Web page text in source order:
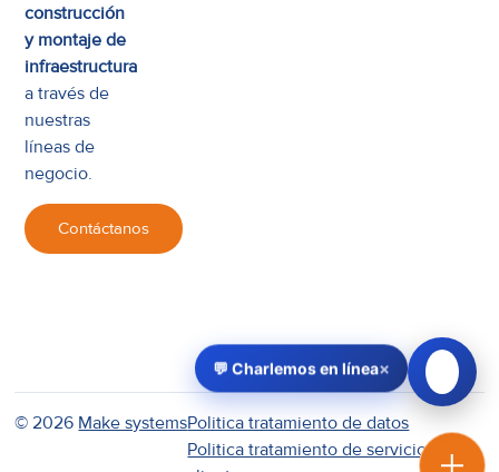
construcción
y montaje de
infraestructura
a través de
nuestras
líneas de
negocio.
Contáctanos
© 2026 Make systemsPolitica tratamiento de datos
Politica tratamiento de servicio al
💬 Charlemos en línea×